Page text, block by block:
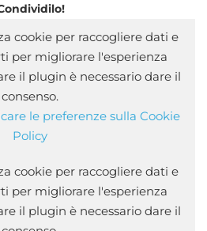
cookie per raccogliere dati e
per migliorare l'esperienza
il plugin è necessario dare il
consenso.
le preferenze sulla Cookie
Policy
cookie per raccogliere dati e
per migliorare l'esperienza
il plugin è necessario dare il